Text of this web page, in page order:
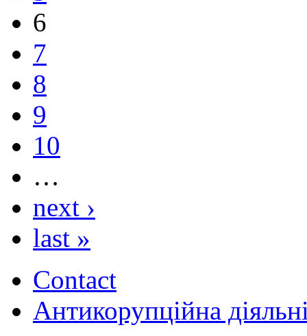
6
7
8
9
10
…
next ›
last »
Contact
Антикорупційна